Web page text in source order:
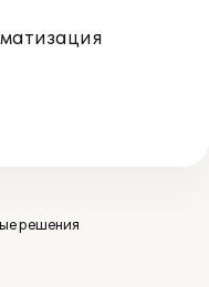
решения